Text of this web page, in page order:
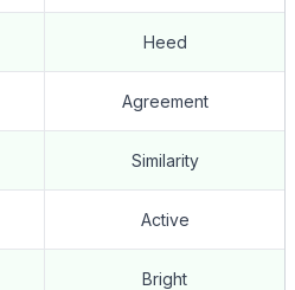
Heed
Agreement
Similarity
Active
Bright